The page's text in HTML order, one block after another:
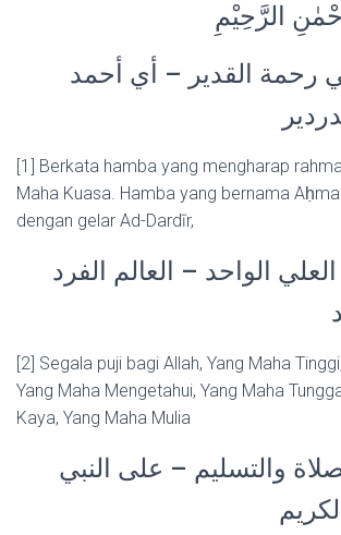
الرَّحِيْمِ
رحمة القدير – أي أحمد
[1] Berkata hamba yang mengharap
Maha Kuasa. Hamba yang bernama
dengan gelar Ad-Dardīr,
الواحد – العالم الفرد
[2] Segala puji bagi Allah, Yang Maha
Yang Maha Mengetahui, Yang Maha
Kaya, Yang Maha Mulia
والتسليم – على النبي